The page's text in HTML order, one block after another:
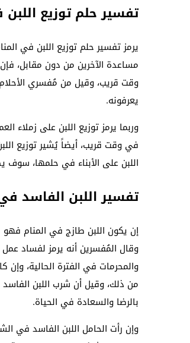
تفسير حلم توزيع
يرمز تفسير حلم توزيع اللبن في
مساعدة الآخرين من دون مقابل،
وقت قريب، وقيل من مُفسري الأحلام
يعرفونه.
وربما يرمز توزيع اللبن على
في وقت قريب، أيضاً يُشير توزيع
اللبن على الأبناء في حلمها، سوف
تفسير اللبن الفاسد
إن يكون اللبن طازج في المنام فهو
وقال المُفسرين أنه يرمز لفساد
والمحرمات في الفترة الحالية،
من ذلك، وقيل أن شرب اللبن
بالرضا والسعادة في الحياة.
وإن رأت الحامل اللبن الفاسد في